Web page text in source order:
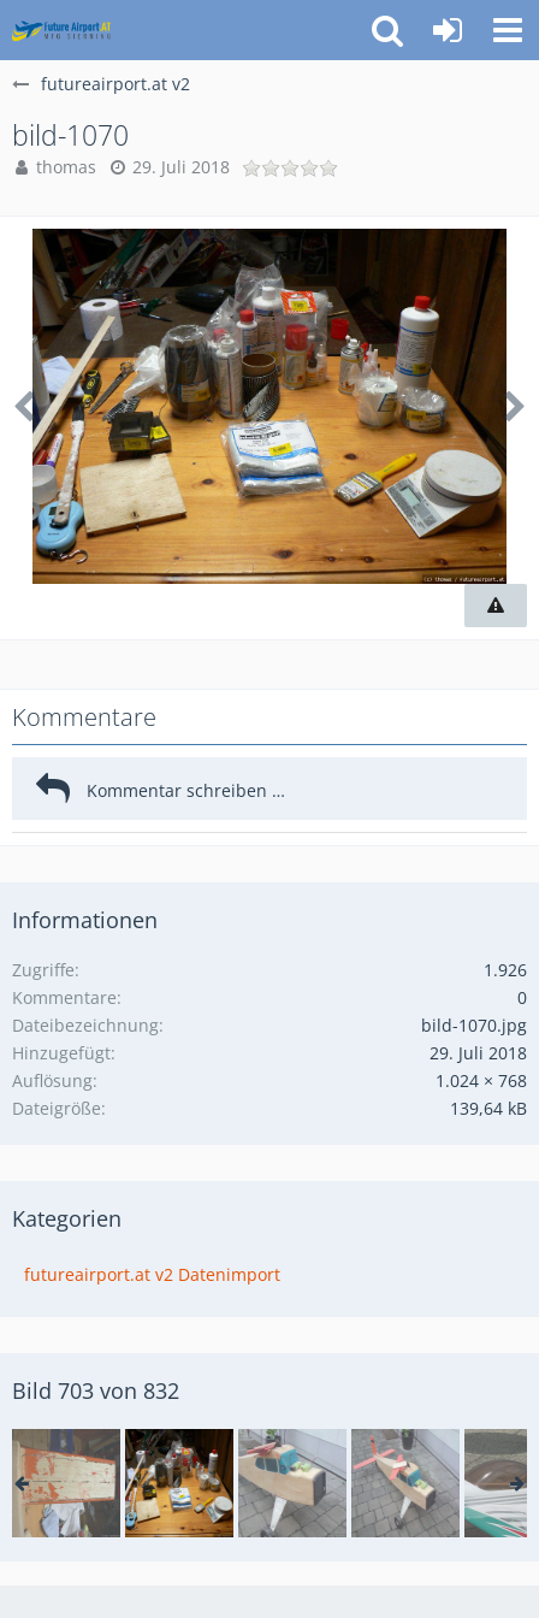
futureairport.at v2
bild-1070
thomas 29. Juli 2018
Kommentare
Informationen
Zugriffe
1.926
Kommentare
0
Dateibezeichnung
bild-1070.jpg
Hinzugefügt
29. Juli 2018
Auflösung
1.024 × 768
Dateigröße
139,64 kB
Kategorien
futureairport.at v2 Datenimport
Bild 703 von 832